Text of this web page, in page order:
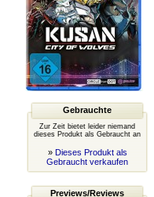
Gebrauchte
Zur Zeit bietet leider niemand
dieses Produkt als Gebraucht an
» Dieses Produkt als
Gebraucht verkaufen
Previews/Reviews